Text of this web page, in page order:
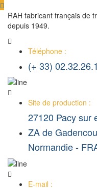
RAH fabricant français de
depuis 1949.
Téléphone :
(+ 33)
Site de production :
27120 Pacy sur
ZA de
Normandie -
E-mail :